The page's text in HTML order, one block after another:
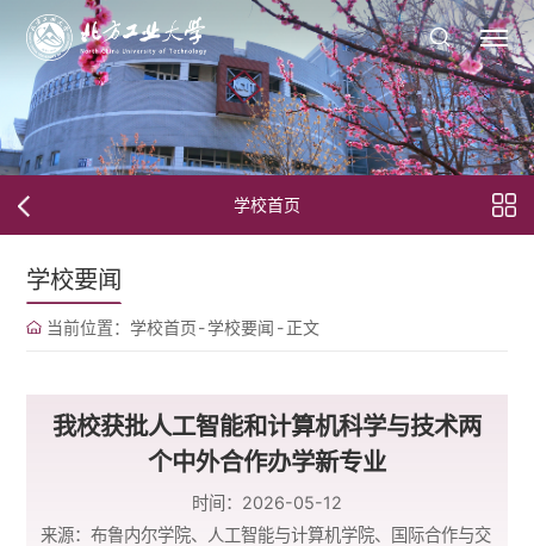
学校首页
学校要闻
当前位置： 学校首页-学校要闻 -正文
我校获批人工智能和计算机科学与技术两
个中外合作办学新专业
时间：2026-05-12
来源：布鲁内尔学院、人工智能与计算机学院、国际合作与交